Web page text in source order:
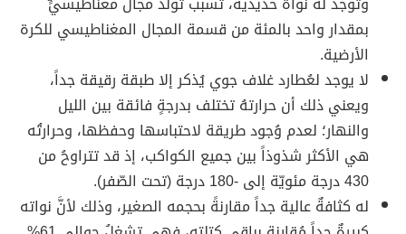
بمقدار واحد بالمئة من قسمة المجال المغناطيسي للكرة
الأرضية.
لا يوجد لعُطارد غلاف جوي يُذكر إلا طبقة رقيقة جداً،
ويعني ذلك أن حرارتهُ تختلف بدرجةٍ فائقة بين الليل
والنهار؛ لعدم وُجود طريقة لاحتباسها وحفظها، وحرارتُه
هي الأكثر شذوذاً بين جميع الكواكب، إذ قد تتراوحُ من
430 درجة مئويّة إلى -180 درجة (تحت الصّفر).
له كثافةٌ عالية جداً مقارنةً بحجمه الصغير، وذلك لأنَّ نواته